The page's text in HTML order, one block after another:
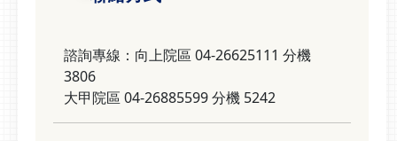
諮詢專線：向上院區 04-26625111 分機
3806
大甲院區 04-26885599 分機 5242